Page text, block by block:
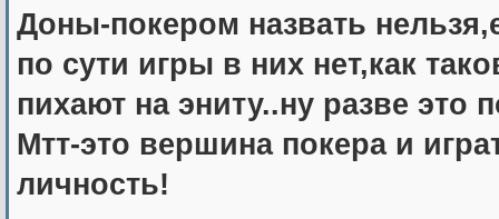
Доны-покером назвать
по сути игры в них нет,как
пихают на эниту..ну разве это
Мтт-это вершина покера и
личность!